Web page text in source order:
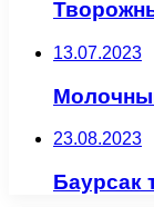
13.07.2023
23.08.2023
Баурсак